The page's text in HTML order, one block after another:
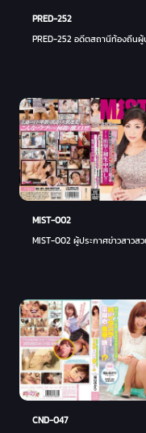
PRED-252
PRED-252 อดีตสถานีท้องถิ่น
MIST-002
MIST-002 ผู้ประกาศข่าวสาวส
CND-047